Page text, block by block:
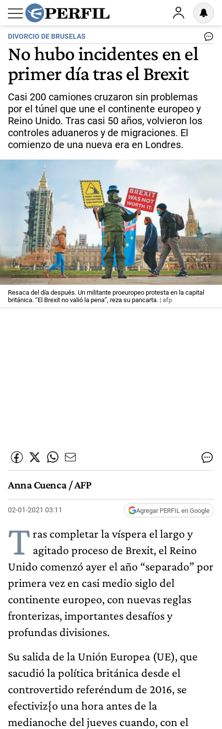
DIVORCIO DE BRUSELAS
No hubo incidentes en el
primer día tras el Brexit
Casi 200 camiones cruzaron sin problemas
por el túnel que une el continente europeo y
Reino Unido. Tras casi 50 años, volvieron los
controles aduaneros y de migraciones. El
comienzo de una nueva era en Londres.
Resaca del día después. Un militante proeuropeo protesta en la capital
británica. “El Brexit no valió la pena”, reza su pancarta. | afp
Anna Cuenca / AFP
02-01-2021 03:11 Agregar PERFIL en Google
Tras completar la víspera el largo y
agitado proceso de Brexit, el Reino
Unido comenzó ayer el año “separado” por
primera vez en casi medio siglo del
continente europeo, con nuevas reglas
fronterizas, importantes desafíos y
profundas divisiones.
Su salida de la Unión Europea (UE), que
sacudió la política británica desde el
controvertido referéndum de 2016, se
efectiviz{o una hora antes de la
medianoche del jueves cuando, con el